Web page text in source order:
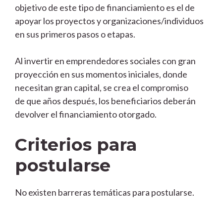
objetivo de este tipo de financiamiento es el de
apoyar los proyectos y organizaciones/individuos
en sus primeros pasos o etapas.
Al invertir en emprendedores sociales con gran
proyección en sus momentos iniciales, donde
necesitan gran capital, se crea el compromiso
de que años después, los beneficiarios deberán
devolver el financiamiento otorgado.
Criterios para
postularse
No existen barreras temáticas para postularse.